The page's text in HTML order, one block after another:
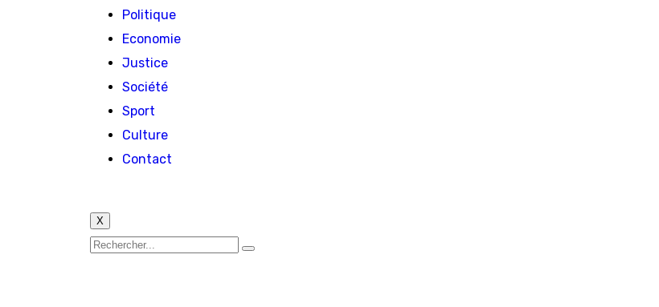
Politique
Economie
Justice
Société
Sport
Culture
Contact
X